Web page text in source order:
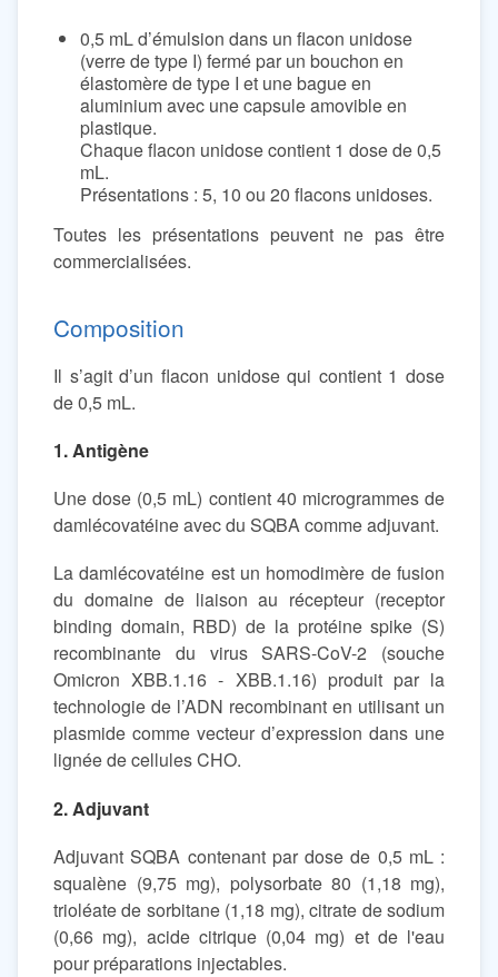
0,5 mL d’émulsion dans un flacon unidose
(verre de type I) fermé par un bouchon en
élastomère de type I et une bague en
aluminium avec une capsule amovible en
plastique.
Chaque flacon unidose contient 1 dose de 0,5
mL.
Présentations : 5, 10 ou 20 flacons unidoses.
Toutes les présentations peuvent ne pas être
commercialisées.
Composition
Il s’agit d’un flacon unidose qui contient 1 dose
de 0,5 mL.
1. Antigène
Une dose (0,5 mL) contient 40 microgrammes de
damlécovatéine avec du SQBA comme adjuvant.
La damlécovatéine est un homodimère de fusion
du domaine de liaison au récepteur (receptor
binding domain, RBD) de la protéine spike (S)
recombinante du virus SARS-CoV-2 (souche
Omicron XBB.1.16 - XBB.1.16) produit par la
technologie de l’ADN recombinant en utilisant un
plasmide comme vecteur d’expression dans une
lignée de cellules CHO.
2. Adjuvant
Adjuvant SQBA contenant par dose de 0,5 mL :
squalène (9,75 mg), polysorbate 80 (1,18 mg),
trioléate de sorbitane (1,18 mg), citrate de sodium
(0,66 mg), acide citrique (0,04 mg) et de l'eau
pour préparations injectables.